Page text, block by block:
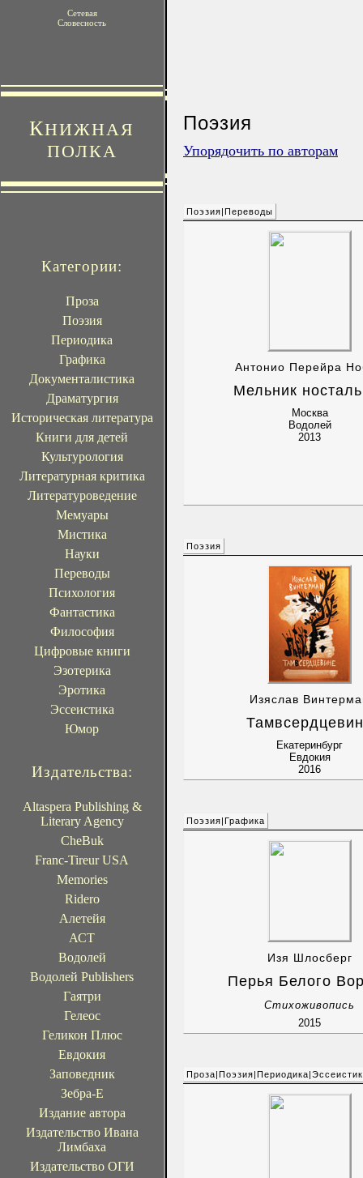
Сетевая
Словесность
КНИЖНАЯ
ПОЛКА
Категории:
Проза
Поэзия
Периодика
Графика
Документалистика
Драматургия
Историческая литература
Книги для детей
Культурология
Литературная критика
Литературоведение
Мемуары
Мистика
Науки
Переводы
Психология
Фантастика
Философия
Цифровые книги
Эзотерика
Эротика
Эссеистика
Юмор
Издательства:
Altaspera Publishing &
Literary Agency
CheBuk
Franc-Tireur USA
Memories
Ridero
Алетейя
АСТ
Водолей
Водолей Publishers
Гаятри
Гелеос
Геликон Плюс
Евдокия
Заповедник
Зебра-Е
Издание автора
Издательство Ивана
Лимбаха
Издательство ОГИ
Поэзия
Упорядочить по авторам
Поэзия|Переводы
Антонио Перейра
Мельник
Москва
Водолей
2013
Поэзия
Изяслав
Екатеринбург
Евдокия
2016
Поэзия|Графика
Изя Шлосберг
Перья Белого
Стихоживопись
2015